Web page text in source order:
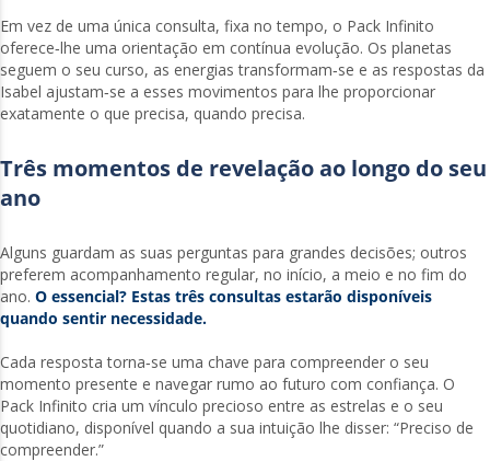
Em vez de uma única consulta, fixa no tempo, o Pack Infinito
oferece‑lhe uma orientação em contínua evolução. Os planetas
seguem o seu curso, as energias transformam‑se e as respostas da
Isabel ajustam‑se a esses movimentos para lhe proporcionar
exatamente o que precisa, quando precisa.
Três momentos de revelação ao longo do seu
ano
Alguns guardam as suas perguntas para grandes decisões; outros
preferem acompanhamento regular, no início, a meio e no fim do
ano. O essencial? Estas três consultas estarão disponíveis
quando sentir necessidade.
Cada resposta torna‑se uma chave para compreender o seu
momento presente e navegar rumo ao futuro com confiança. O
Pack Infinito cria um vínculo precioso entre as estrelas e o seu
quotidiano, disponível quando a sua intuição lhe disser: “Preciso de
compreender.”